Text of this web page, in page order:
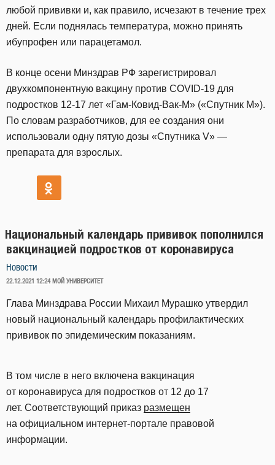
любой прививки и, как правило, исчезают в течение трех
дней. Если поднялась температура, можно принять
ибупрофен или парацетамол.
В конце осени Минздрав РФ зарегистрировал
двухкомпонентную вакцину против COVID-19 для
подростков 12-17 лет «Гам-Ковид-Вак-М» («Спутник М»).
По словам разработчиков, для ее создания они
использовали одну пятую дозы «Спутника V» —
препарата для взрослых.
Национальный календарь прививок пополнился
вакцинацией подростков от коронавируса
Новости
ОПУБЛИКОВАНО
22.12.2021 12:24 МОЙ УНИВЕРСИТЕТ
Глава Минздрава России Михаил Мурашко утвердил
новый национальный календарь профилактических
прививок по эпидемическим показаниям.
В том числе в него включена вакцинация
от коронавируса для подростков от 12 до 17
лет. Соответствующий приказ размещен
на официальном интернет-портале правовой
информации.